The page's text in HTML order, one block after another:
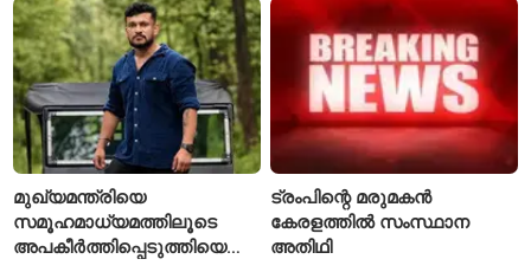
വിങ് കമാൻഡർ അറസ്റ്റിൽ
മുഖ്യമന്ത്രിയെ
സമൂഹമാധ്യമത്തിലൂടെ
അപകീർത്തിപ്പെടുത്തിയെന്ന്
ട്രംപിന്റെ മരുമകൻ
കേരളത്തിൽ സംസ്ഥാന
അതിഥി